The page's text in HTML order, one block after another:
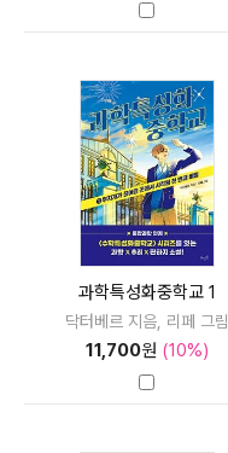
과학특성화중학교 1
닥터베르 지음, 리페 그림
11,700원 (10%)